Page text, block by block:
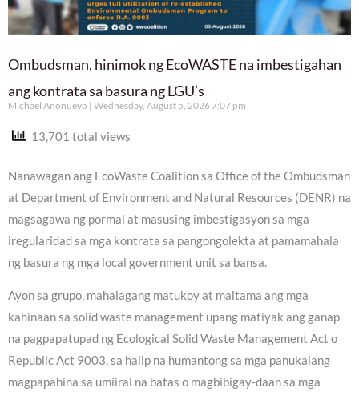
Ombudsman, hinimok ng EcoWASTE na imbestigahan
ang kontrata sa basura ng LGU’s
Michael Añonuevo Wednesday, August 5, 2026 7:07 pm
13,701 total views
Nanawagan ang EcoWaste Coalition sa Office of the Ombudsman
at Department of Environment and Natural Resources (DENR) na
magsagawa ng pormal at masusing imbestigasyon sa mga
iregularidad sa mga kontrata sa pangongolekta at pamamahala
ng basura ng mga local government unit sa bansa.
Ayon sa grupo, mahalagang matukoy at maitama ang mga
kahinaan sa solid waste management upang matiyak ang ganap
na pagpapatupad ng Ecological Solid Waste Management Act o
Republic Act 9003, sa halip na humantong sa mga panukalang
magpapahina sa umiiral na batas o magbibigay-daan sa mga